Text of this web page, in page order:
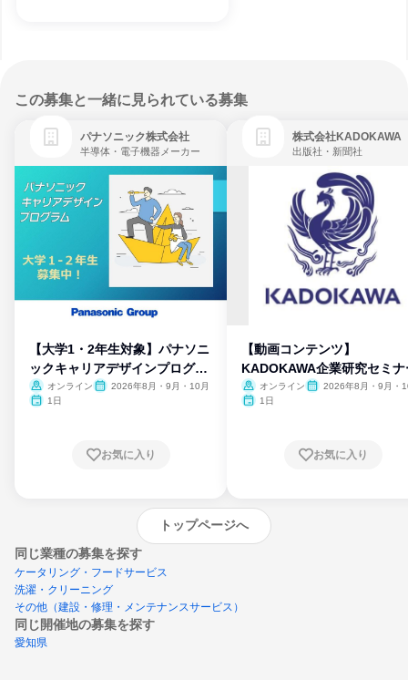
この募集と一緒に見られている募集
パナソニック株式会社
半導体・電子機器メーカー
【大学1・2年生対象】パナソニ
ックキャリアデザインプログラ
ム
オンライン
2026年8月・9月・10月
1日
お気に入り
株式会社KADOKAWA
出版社・新聞社
【動画コンテンツ】
KADOKAWA企業研究セミナ
オンライン
2026年8月・9月・
1日
お気に入り
トップページへ
同じ業種の募集を探す
ケータリング・フードサービス
洗濯・クリーニング
その他（建設・修理・メンテナンスサービス）
同じ開催地の募集を探す
愛知県